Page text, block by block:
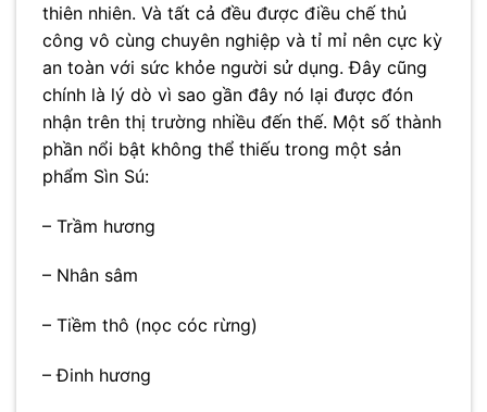
thiên nhiên. Và tất cả đều được điều chế thủ
công vô cùng chuyên nghiệp và tỉ mỉ nên cực kỳ
an toàn với sức khỏe người sử dụng. Đây cũng
chính là lý dò vì sao gần đây nó lại được đón
nhận trên thị trường nhiều đến thế. Một số thành
phần nổi bật không thể thiếu trong một sản
phẩm Sìn Sú:
– Trầm hương
– Nhân sâm
– Tiềm thô (nọc cóc rừng)
– Đinh hương